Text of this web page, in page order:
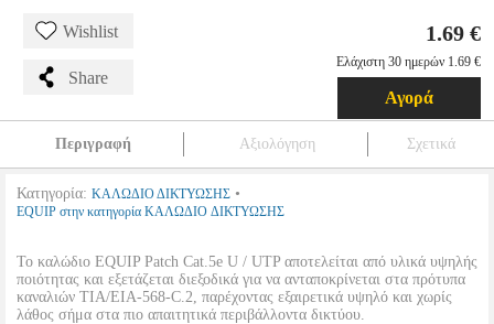
Wishlist
Share
1.69 €
Ελάχιστη 30 ημερών 1.69 €
Αγορά
Περιγραφή Αξιολόγηση Σχετικά
Κατηγορία: ΚΑΛΩΔΙΟ ΔΙΚΤΥΩΣΗΣ •
EQUIP στην κατηγορία ΚΑΛΩΔΙΟ ΔΙΚΤΥΩΣΗΣ
Το καλώδιο EQUIP Patch Cat.5e U / UTP αποτελείται από υλικά υψηλής
ποιότητας και εξετάζεται διεξοδικά για να ανταποκρίνεται στα πρότυπα
καναλιών TIA/EIA-568-C.2, παρέχοντας εξαιρετικά υψηλό και χωρίς
λάθος σήμα στα πιο απαιτητικά περιβάλλοντα δικτύου.